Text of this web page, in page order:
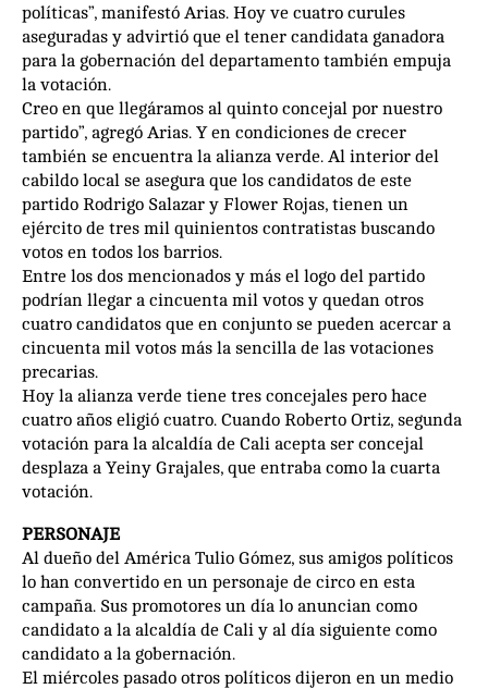
políticas”, manifestó Arias. Hoy ve cuatro curules
aseguradas y advirtió que el tener candidata ganadora
para la gobernación del departamento también empuja
la votación.
Creo en que llegáramos al quinto concejal por nuestro
partido”, agregó Arias. Y en condiciones de crecer
también se encuentra la alianza verde. Al interior del
cabildo local se asegura que los candidatos de este
partido Rodrigo Salazar y Flower Rojas, tienen un
ejército de tres mil quinientos contratistas buscando
votos en todos los barrios.
Entre los dos mencionados y más el logo del partido
podrían llegar a cincuenta mil votos y quedan otros
cuatro candidatos que en conjunto se pueden acercar a
cincuenta mil votos más la sencilla de las votaciones
precarias.
Hoy la alianza verde tiene tres concejales pero hace
cuatro años eligió cuatro. Cuando Roberto Ortiz, segunda
votación para la alcaldía de Cali acepta ser concejal
desplaza a Yeiny Grajales, que entraba como la cuarta
votación.
PERSONAJE
Al dueño del América Tulio Gómez, sus amigos políticos
lo han convertido en un personaje de circo en esta
campaña. Sus promotores un día lo anuncian como
candidato a la alcaldía de Cali y al día siguiente como
candidato a la gobernación.
El miércoles pasado otros políticos dijeron en un medio